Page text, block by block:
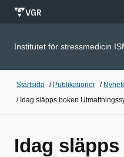
Institutet för stressmedicin
Startsida / Publikationer /
/ Idag släpps boken
Idag